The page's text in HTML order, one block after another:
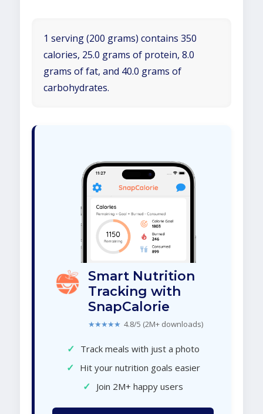
1 serving (200 grams) contains 350
calories, 25.0 grams of protein, 8.0
grams of fat, and 40.0 grams of
carbohydrates.
Smart Nutrition
Tracking with
SnapCalorie
★★★★★ 4.8/5 (2M+ downloads)
✓ Track meals with just a photo
✓ Hit your nutrition goals easier
✓ Join 2M+ happy users